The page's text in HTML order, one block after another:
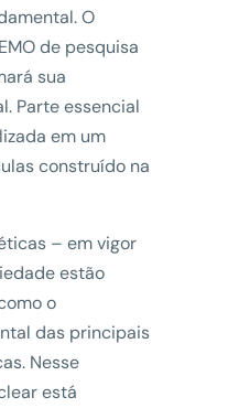
O
de pesquisa
sua
Parte essencial
em um
construído na
– em vigor
estão
o
das principais
Nesse
está